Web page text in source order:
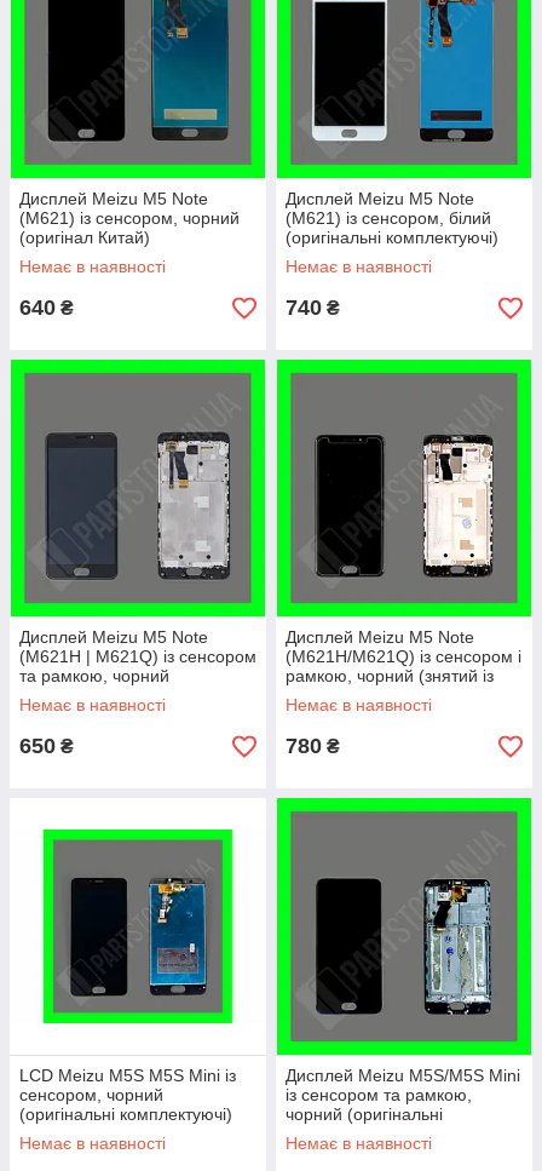
Дисплей Meizu M5 Note
(M621) із сенсором, чорний
(оригінал Китай)
Немає в наявності
640 ₴
Дисплей Meizu M5 Note
(M621) із сенсором, білий
(оригінальні комплектуючі)
Немає в наявності
740 ₴
Дисплей Meizu M5 Note
(M621H | M621Q) із сенсором
та рамкою, чорний
(оригінальні комплектуючі)
Немає в наявності
650 ₴
Дисплей Meizu M5 Note
(M621H/M621Q) із сенсором і
рамкою, чорний (знятий із
телефона)
Немає в наявності
780 ₴
LCD Meizu M5S M5S Mini із
сенсором, чорний
(оригінальні комплектуючі)
Немає в наявності
Дисплей Meizu M5S/M5S Mini
із сенсором та рамкою,
чорний (оригінальні
комплектуючі)
Немає в наявності